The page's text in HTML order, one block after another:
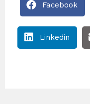
Facebook
Linkedin